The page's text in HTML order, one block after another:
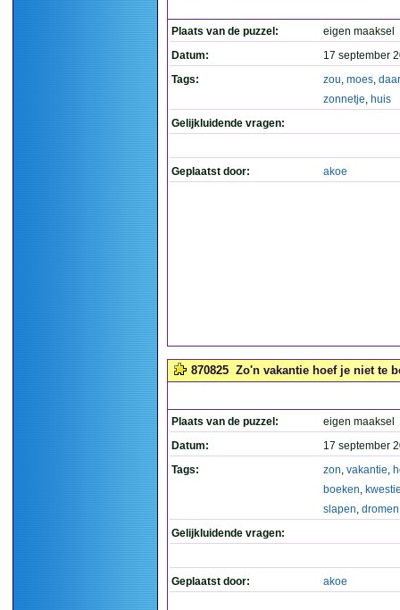
Plaats van de puzzel:
eigen maaksel
Datum:
17 september
Tags:
zou, moes,
zonnetje, huis
Gelijkluidende vragen:
Geplaatst door: akoe
870825 Zo'n vakantie hoef je niet te
Plaats van de puzzel:
eigen maaksel
Datum:
17 september
Tags:
zon, vakantie,
boeken,
slapen, dromen
Gelijkluidende vragen:
Geplaatst door: akoe